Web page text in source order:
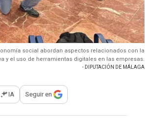
social abordan aspectos relacionados con la
y el uso de herramientas digitales en las empresas.
- DIPUTACIÓN DE MÁLAGA
opciones para compartir
IA Seguir en